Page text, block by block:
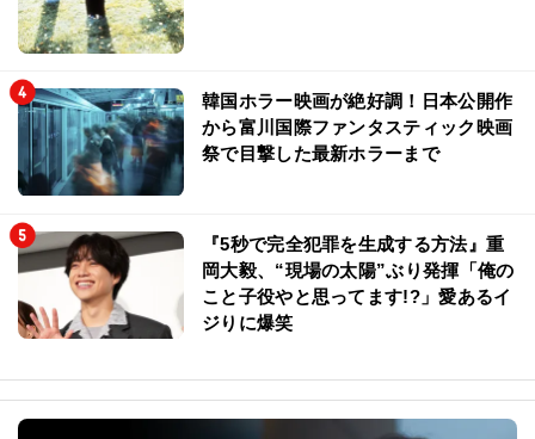
韓国ホラー映画が絶好調！日本公開作
から富川国際ファンタスティック映画
祭で目撃した最新ホラーまで
『5秒で完全犯罪を生成する方法』重
岡大毅、“現場の太陽”ぶり発揮「俺の
こと子役やと思ってます!?」愛あるイ
ジりに爆笑